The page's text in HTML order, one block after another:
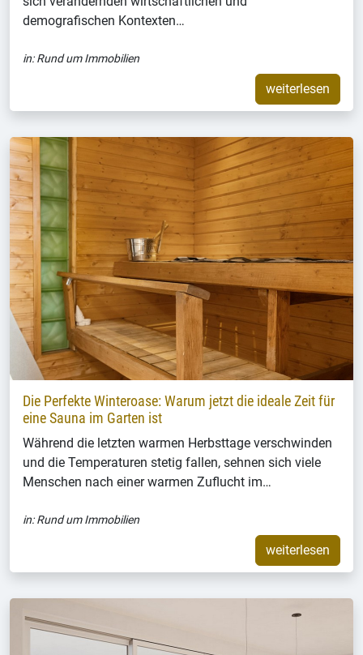
demografischen Kontexten…
in:Rund um Immobilien
weiterlesen
Die Perfekte Winteroase: Warum jetzt die ideale Zeit für
eine Sauna im Garten ist
Während die letzten warmen Herbsttage verschwinden
und die Temperaturen stetig fallen, sehnen sich viele
Menschen nach einer warmen Zuflucht im…
in:Rund um Immobilien
weiterlesen